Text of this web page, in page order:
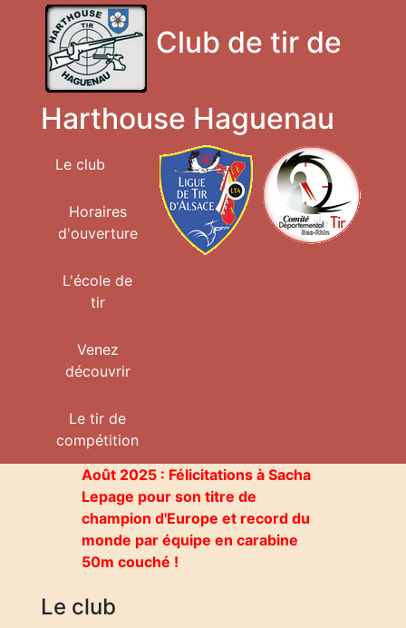
Club de tir de
Harthouse Haguenau
Le club
Horaires
d'ouverture
L'école de
tir
Venez
découvrir
Le tir de
compétition
Août 2025 : Félicitations à Sacha
Lepage pour son titre de
champion d'Europe et record du
monde par équipe en carabine
50m couché !
Le club